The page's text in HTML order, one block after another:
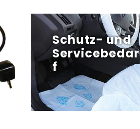
Schutz- und
Servicebedar
f